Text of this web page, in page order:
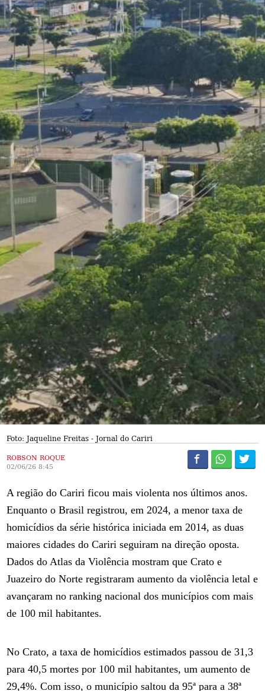
Foto: Jaqueline Freitas - Jornal do Cariri
ROBSON ROQUE
02/06/26 8:45
A região do Cariri ficou mais violenta nos últimos anos.
Enquanto o Brasil registrou, em 2024, a menor taxa de
homicídios da série histórica iniciada em 2014, as duas
maiores cidades do Cariri seguiram na direção oposta.
Dados do Atlas da Violência mostram que Crato e
Juazeiro do Norte registraram aumento da violência letal e
avançaram no ranking nacional dos municípios com mais
de 100 mil habitantes.
No Crato, a taxa de homicídios estimados passou de 31,3
para 40,5 mortes por 100 mil habitantes, um aumento de
29,4%. Com isso, o município saltou da 95ª para a 38ª